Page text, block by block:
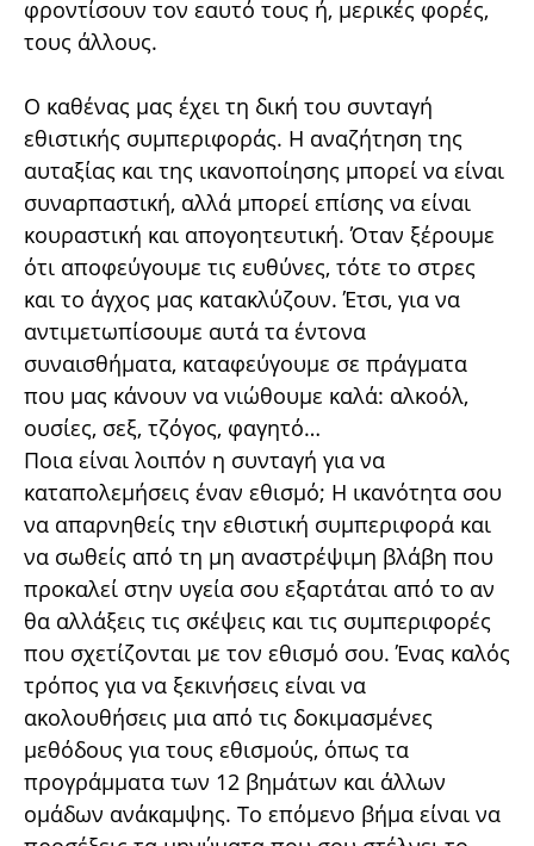
φροντίσουν τον εαυτό τους ή, μερικές φορές,
τους άλλους.
Ο καθένας μας έχει τη δική του συνταγή
εθιστικής συμπεριφοράς. Η αναζήτηση της
αυταξίας και της ικανοποίησης μπορεί να είναι
συναρπαστική, αλλά μπορεί επίσης να είναι
κουραστική και απογοητευτική. Όταν ξέρουμε
ότι αποφεύγουμε τις ευθύνες, τότε το στρες
και το άγχος μας κατακλύζουν. Έτσι, για να
αντιμετωπίσουμε αυτά τα έντονα
συναισθήματα, καταφεύγουμε σε πράγματα
που μας κάνουν να νιώθουμε καλά: αλκοόλ,
ουσίες, σεξ, τζόγος, φαγητό…
Ποια είναι λοιπόν η συνταγή για να
καταπολεμήσεις έναν εθισμό; Η ικανότητα σου
να απαρνηθείς την εθιστική συμπεριφορά και
να σωθείς από τη μη αναστρέψιμη βλάβη που
προκαλεί στην υγεία σου εξαρτάται από το αν
θα αλλάξεις τις σκέψεις και τις συμπεριφορές
που σχετίζονται με τον εθισμό σου. Ένας καλός
τρόπος για να ξεκινήσεις είναι να
ακολουθήσεις μια από τις δοκιμασμένες
μεθόδους για τους εθισμούς, όπως τα
προγράμματα των 12 βημάτων και άλλων
ομάδων ανάκαμψης. Το επόμενο βήμα είναι να